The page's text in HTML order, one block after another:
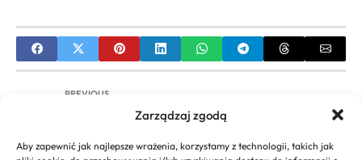
Zarządzaj zgodą
Aby zapewnić jak najlepsze wrażenia, korzystamy z technologii, takich jak
PREVIOUS
Zarządzanie i Prawo w Biznesie UAM – Przewodnik